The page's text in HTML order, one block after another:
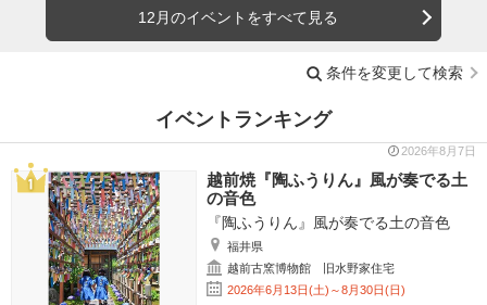
12月のイベントをすべて見る
条件を変更して検索
イベントランキング
2026年8月7日
越前焼『陶ふうりん』風が奏でる土
の音色
『陶ふうりん』風が奏でる土の音色
福井県
越前古窯博物館 旧水野家住宅
2026年6月13日(土)～8月30日(日)